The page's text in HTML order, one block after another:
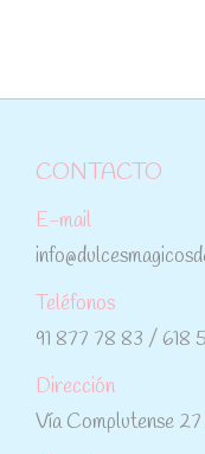
CONTACTO
E-mail
Teléfonos
91 877 78 83 / 618
Dirección
Vía Complutense